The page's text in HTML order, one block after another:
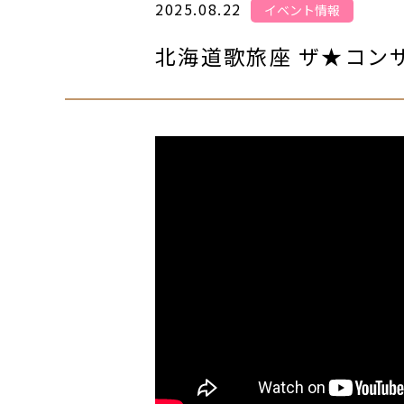
2025.08.22 イベント情報
北海道歌旅座 ザ★コン